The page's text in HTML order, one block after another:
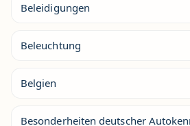
Beleidigungen
Beleuchtung
Belgien
Besonderheiten deutscher